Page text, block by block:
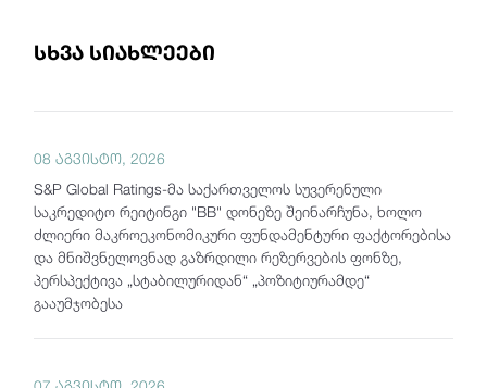
სხვა სიახლეები
08 აგვისტო, 2026
S&P Global Ratings-მა საქართველოს სუვერენული
საკრედიტო რეიტინგი "BB" დონეზე შეინარჩუნა, ხოლო
ძლიერი მაკროეკონომიკური ფუნდამენტური ფაქტორებისა
და მნიშვნელოვნად გაზრდილი რეზერვების ფონზე,
პერსპექტივა „სტაბილურიდან“ „პოზიტიურამდე“
გააუმჯობესა